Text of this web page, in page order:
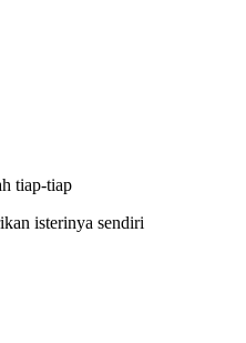
tiap-tiap
isterinya sendiri